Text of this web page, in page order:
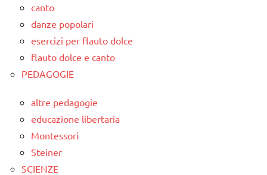
canto
danze popolari
esercizi per flauto dolce
flauto dolce e canto
PEDAGOGIE
altre pedagogie
educazione libertaria
Montessori
Steiner
SCIENZE